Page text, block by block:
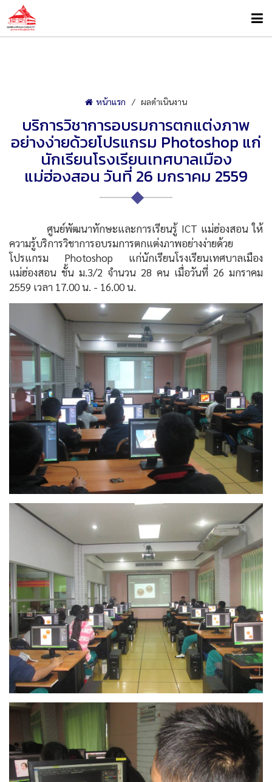
หน้าแรก ผลดำเนินงาน
บริการวิชาการอบรมการตกแต่งภาพ
อย่างง่ายด้วยโปรแกรม Photoshop แก่
นักเรียนโรงเรียนเทศบาลเมือง
แม่ฮ่องสอน วันที่ 26 มกราคม 2559
ศูนย์พัฒนาทักษะและการเรียนรู้ ICT แม่ฮ่องสอน ให้
ความรู้บริการวิชาการอบรมการตกแต่งภาพอย่างง่ายด้วย
โปรแกรม Photoshop แก่นักเรียนโรงเรียนเทศบาลเมือง
แม่ฮ่องสอน ชั้น ม.3/2 จำนวน 28 คน เมื่อวันที่ 26 มกราคม
2559 เวลา 17.00 น. - 16.00 น.